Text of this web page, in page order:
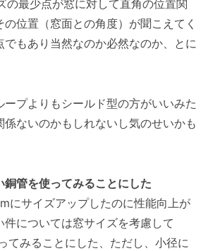
の最少点が窓に対して直角の位置関
位置（窓面との角度）が聞こえてく
でもあり当然なのか必然なのか、とに
プよりもシールド型の方がいいみた
係ないのかもしれないし気のせいかも
銅管を使ってみることにした
にサイズアップしたのに性能向上が
については窓サイズを考慮して
てみることにした、ただし、小径に